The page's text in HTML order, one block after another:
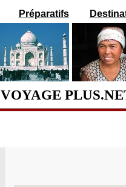
Préparatifs
VOYAGE